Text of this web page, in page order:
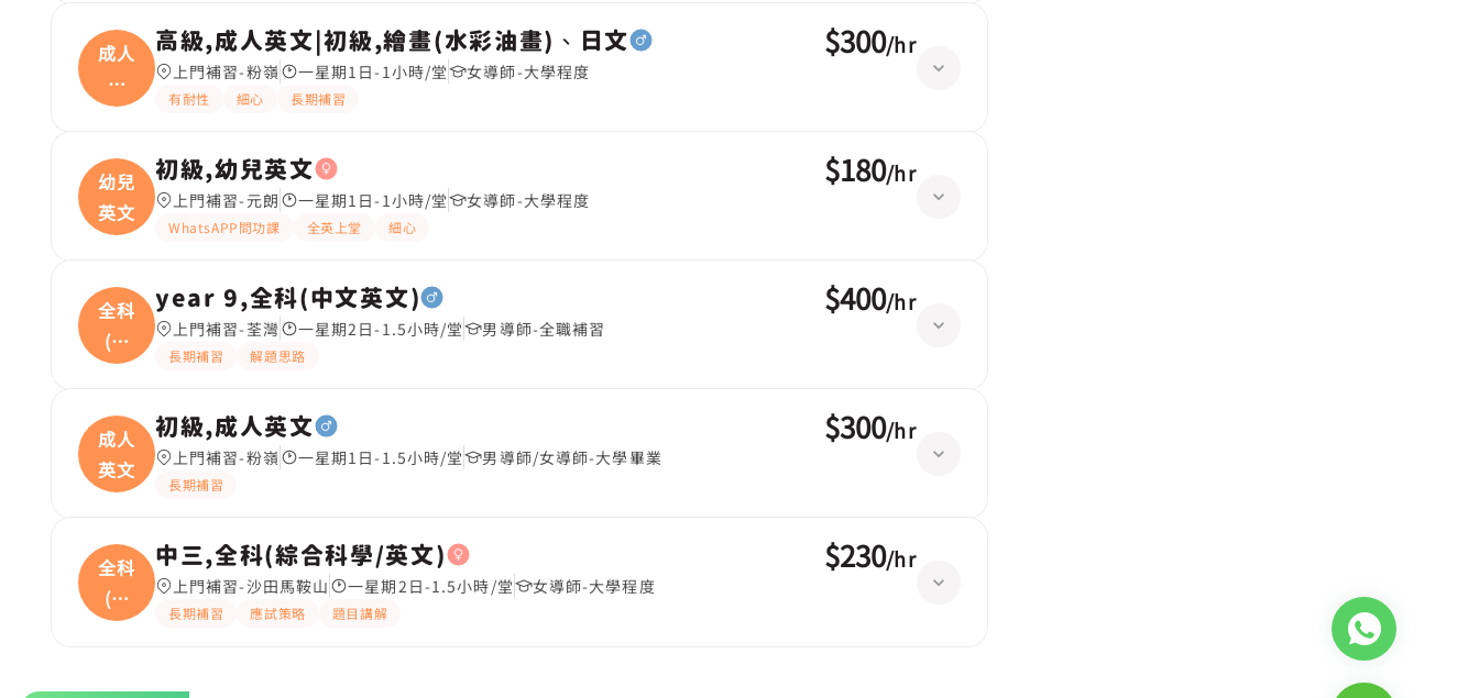
成人
英
文|
高級,成人英文|初級,繪畫(水彩油畫)、日文
上門補習-粉嶺 一星期1日-1小時/堂 女導師-大學程度
有耐性 細心 長期補習
$300/hr
幼兒
英文
初級,幼兒英文
上門補習-元朗 一星期1日-1小時/堂 女導師-大學程度
WhatsAPP問功課 全英上堂 細心
$180/hr
全科
(中
文
year 9,全科(中文英文)
上門補習-荃灣 一星期2日-1.5小時/堂 男導師-全職補習
長期補習 解題思路
$400/hr
成人
英文
初級,成人英文
上門補習-粉嶺 一星期1日-1.5小時/堂 男導師/女導師-大學畢業
長期補習
$300/hr
全科
(綜
合
中三,全科(綜合科學/英文)
上門補習-沙田馬鞍山 一星期2日-1.5小時/堂 女導師-大學程度
長期補習 應試策略 題目講解
$230/hr